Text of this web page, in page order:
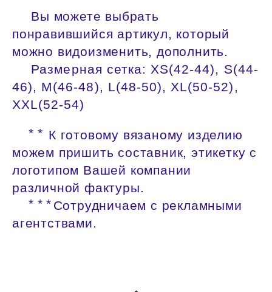
Вы можете выбрать
понравившийся артикул, который
можно видоизменить, дополнить.
Размерная сетка: XS(42-44), S(44-
46), M(46-48), L(48-50), XL(50-52),
XXL(52-54)
⃰ ⃰ К готовому вязаному изделию
можем пришить составник, этикетку с
логотипом Вашей компании
различной фактуры.
⃰ ⃰ ⃰ Сотрудничаем с рекламными
агентствами.